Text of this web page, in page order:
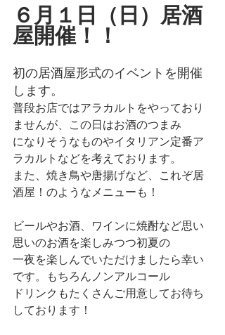
６月１日（日）居酒
屋開催！！
初の居酒屋形式のイベントを開催
します。
普段お店ではアラカルトをやっており
ませんが、この日はお酒のつまみ
になりそうなものやイタリアン定番ア
ラカルトなどを考えております。
また、焼き鳥や唐揚げなど、これぞ居
酒屋！のようなメニューも！
ビールやお酒、ワインに焼酎など思い
思いのお酒を楽しみつつ初夏の
一夜を楽しんでいただけましたら幸い
です。もちろんノンアルコール
ドリンクもたくさんご用意してお待ち
しております！